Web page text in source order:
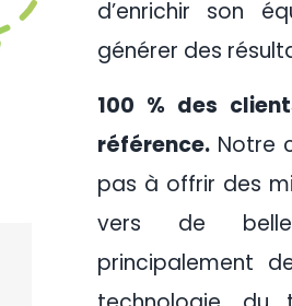
d’enrichir son
générer des
100 % des
référence. Notre
pas à offrir des
vers de
principalement